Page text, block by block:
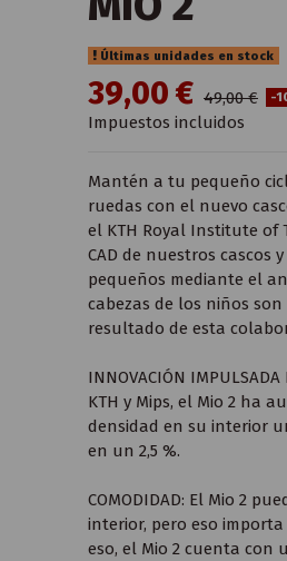
Últimas unidades en stock
39,00 € 49,00 € -
Impuestos incluidos
Mantén a tu pequeño
ruedas con el nuevo
el KTH Royal Institute of
CAD de nuestros cascos
pequeños mediante el
cabezas de los niños
resultado de esta
INNOVACIÓN
KTH y Mips, el Mio 2 ha
densidad en su interior
en un 2,5 %.
COMODIDAD: El Mio 2
interior, pero eso
eso, el Mio 2 cuenta con